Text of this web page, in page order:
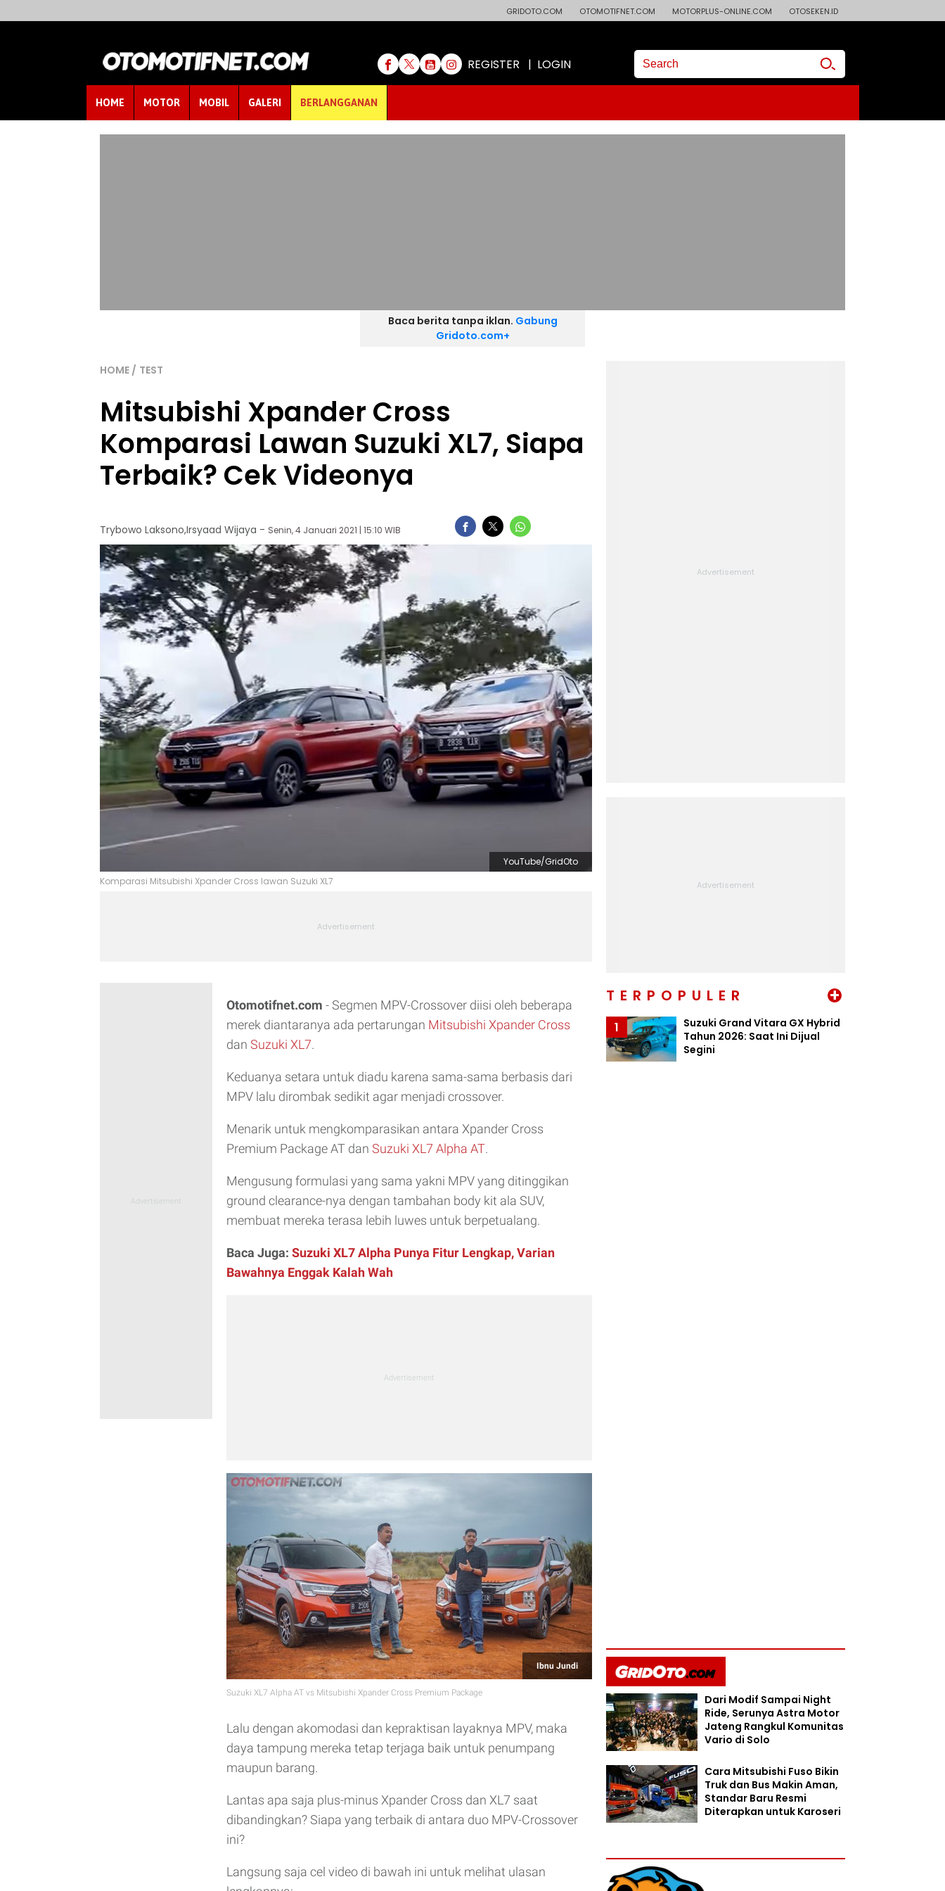
GRIDOTO.COM OTOMOTIFNET.COM MOTORPLUS-ONLINE.COM OTOSEKEN.ID
REGISTER | LOGIN
HOME MOTOR MOBIL GALERI BERLANGGANAN
Baca berita tanpa iklan. Gabung
Gridoto.com+
HOME TEST
Mitsubishi Xpander Cross
Komparasi Lawan Suzuki XL7, Siapa
Terbaik? Cek Videonya
Trybowo Laksono,Irsyaad Wijaya - Senin, 4 Januari 2021 | 15:10 WIB
YouTube/GridOto
Komparasi Mitsubishi Xpander Cross lawan Suzuki XL7
Otomotifnet.com - Segmen MPV-Crossover diisi oleh beberapa
merek diantaranya ada pertarungan Mitsubishi Xpander Cross
dan Suzuki XL7.
Keduanya setara untuk diadu karena sama-sama berbasis dari
MPV lalu dirombak sedikit agar menjadi crossover.
Menarik untuk mengkomparasikan antara Xpander Cross
Premium Package AT dan Suzuki XL7 Alpha AT.
Mengusung formulasi yang sama yakni MPV yang ditinggikan
ground clearance-nya dengan tambahan body kit ala SUV,
membuat mereka terasa lebih luwes untuk berpetualang.
Baca Juga: Suzuki XL7 Alpha Punya Fitur Lengkap, Varian
Bawahnya Enggak Kalah Wah
Ibnu Jundi
Suzuki XL7 Alpha AT vs Mitsubishi Xpander Cross Premium Package
Lalu dengan akomodasi dan kepraktisan layaknya MPV, maka
daya tampung mereka tetap terjaga baik untuk penumpang
maupun barang.
Lantas apa saja plus-minus Xpander Cross dan XL7 saat
dibandingkan? Siapa yang terbaik di antara duo MPV-Crossover
ini?
Langsung saja cel video di bawah ini untuk melihat ulasan
TERPOPULER +
1
Suzuki Grand Vitara GX Hybrid
Tahun 2026: Saat Ini Dijual
Segini
Dari Modif Sampai Night
Ride, Serunya Astra Motor
Jateng Rangkul Komunitas
Vario di Solo
Cara Mitsubishi Fuso Bikin
Truk dan Bus Makin Aman,
Standar Baru Resmi
Diterapkan untuk Karoseri